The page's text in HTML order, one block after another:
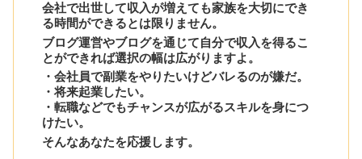
会社で出世して収入が増えても家族を大切にでき
る時間ができるとは限りません。
ブログ運営やブログを通じて自分で収入を得るこ
とができれば選択の幅は広がりますよ。
・会社員で副業をやりたいけどバレるのが嫌だ。
・将来起業したい。
・転職などでもチャンスが広がるスキルを身につ
けたい。
そんなあなたを応援します。